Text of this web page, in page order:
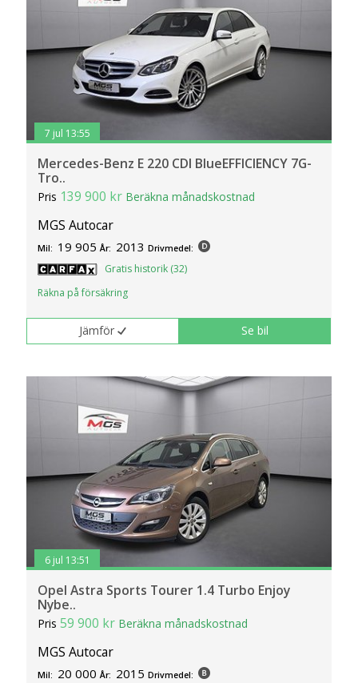
partners. För att ändra vilka typer av cookies vi använder
klickar du på Anpassa. Du kan alltid ändra dina
inställningar för cookies.
7 jul 13:55
Mercedes-Benz E 220 CDI BlueEFFICIENCY 7G-
Tro..
Pris 139 900 kr Beräkna månadskostnad
MGS Autocar
Mil: 19 905 År: 2013 Drivmedel:
Gratis historik (32)
Räkna på försäkring
Jämför Se bil
6 jul 13:51
Opel Astra Sports Tourer 1.4 Turbo Enjoy
Nybe..
Pris59 900 kr Beräkna månadskostnad
MGS Autocar
Mil: 20 000 År: 2015 Drivmedel: